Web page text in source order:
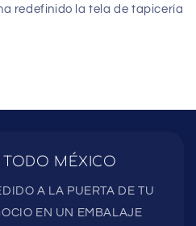
redefinido la tela de tapicería
TODO MÉXICO
A LA PUERTA DE TU
EN UN EMBALAJE